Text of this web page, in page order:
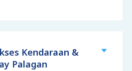
Kendaraan &
Palagan